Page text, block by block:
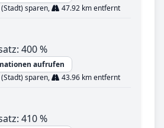
sparen,
47.92 km entfernt
400 %
aufrufen
sparen,
43.96 km entfernt
410 %